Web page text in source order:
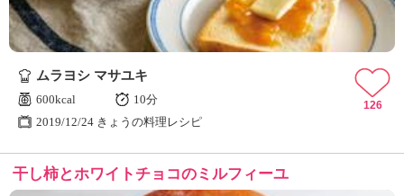
ムラヨシ マサユキ
600kcal
10分
2019/12/24 きょうの料理レシピ
126
干し柿とホワイトチョコのミルフィーユ